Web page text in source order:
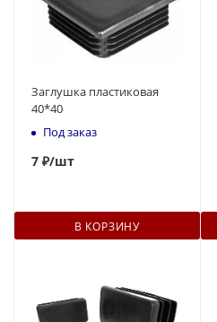
Заглушка пластиковая
40*40
Под заказ
7 ₽/шт
В КОРЗИНУ